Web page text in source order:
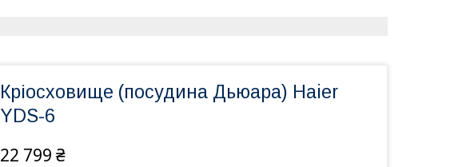
Кріосховище (посудина Дьюара) Haier
YDS-6
22 799 ₴